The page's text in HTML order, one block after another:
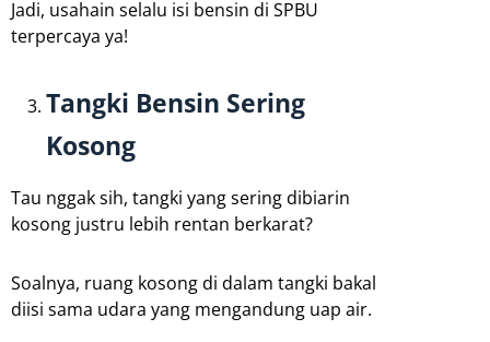
Jadi, usahain selalu isi bensin di SPBU
terpercaya ya!
Tangki Bensin Sering
Kosong
Tau nggak sih, tangki yang sering dibiarin
kosong justru lebih rentan berkarat?
Soalnya, ruang kosong di dalam tangki bakal
diisi sama udara yang mengandung uap air.